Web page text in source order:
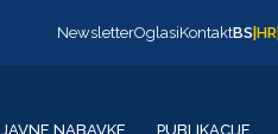
NewsletterOglasiKontaktBS HR
JAVNE NABAVKE PUBLIKACIJE